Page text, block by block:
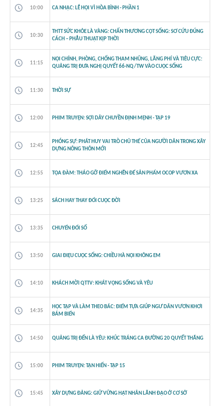
10:00 CA NHẠC: LỄ HỘI VÌ HÒA BÌNH - PHẦN 1
10:30
THTT SỨC KHỎE LÀ VÀNG: CHẤN THƯƠNG CỘT SỐNG: SƠ CỨU ĐÚNG
CÁCH – PHẪU THUẬT KỊP THỜI
11:15
NỘI CHÍNH, PHÒNG, CHỐNG THAM NHŨNG, LÃNG PHÍ VÀ TIÊU CỰC:
QUẢNG TRỊ ĐƯA NGHỊ QUYẾT 66-NQ/TW VÀO CUỘC SỐNG
11:30 THỜI SỰ
12:00 PHIM TRUYỆN: SỢI DÂY CHUYỀN ĐỊNH MỆNH - TẬP 19
12:45
PHÓNG SỰ: PHÁT HUY VAI TRÒ CHỦ THỂ CỦA NGƯỜI DÂN TRONG XÂY
DỰNG NÔNG THÔN MỚI
12:55 TỌA ĐÀM: THÁO GỠ ĐIỂM NGHẼN ĐỂ SẢN PHẨM OCOP VƯƠN XA
13:25 SÁCH HAY THAY ĐỔI CUỘC ĐỜI
13:35 CHUYỂN ĐỔI SỐ
13:50 GIAI ĐIỆU CUỘC SỐNG: CHIỀU HÀ NỘI KHÔNG EM
14:10 KHÁCH MỜI QTTV: KHÁT VỌNG SỐNG VÀ YÊU
14:35
HỌC TẬP VÀ LÀM THEO BÁC: ĐIỂM TỰA GIÚP NGƯ DÂN VƯƠN KHƠI
BÁM BIỂN
14:50 QUẢNG TRỊ ĐẾN LÀ YÊU: KHÚC TRÁNG CA ĐƯỜNG 20 QUYẾT THẮNG
15:00 PHIM TRUYỆN: TẬN HIẾN - TẬP 15
15:45 XÂY DỰNG ĐẢNG: GIỮ VỮNG HẠT NHÂN LÃNH ĐẠO Ở CƠ SỞ